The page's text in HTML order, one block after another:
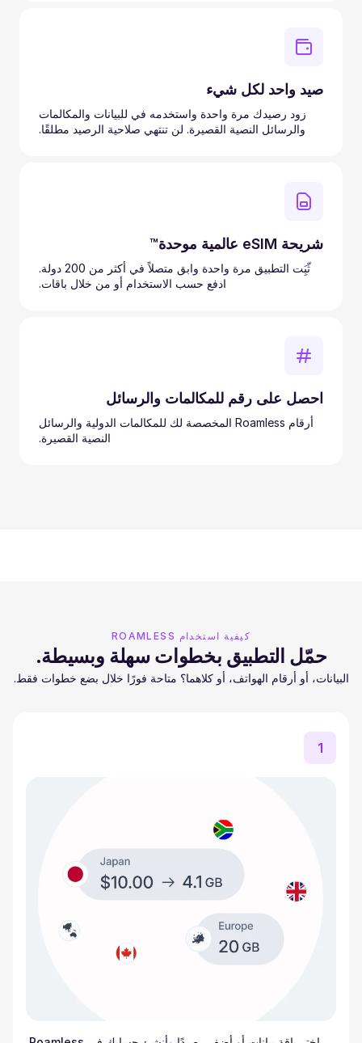
صيد واحد لكل شيء
زود رصيدك مرة واحدة واستخدمه في للبيانات والمكالمات
والرسائل النصية القصيرة. لن تنتهي صلاحية الرصيد مطلقًا.
شريحة eSIM عالمية موحدة™
ثّبَِت التطبيق مرة واحدة وابق متصلاً في أكثر من 200 دولة.
ادفع حسب الاستخدام أو من خلال باقات.
احصل على رقم للمكالمات والرسائل
أرقام Roamless المخصصة لك للمكالمات الدولية والرسائل
النصية القصيرة.
كيفية استخدام ROAMLESS
حمّل التطبيق بخطوات سهلة وبسيطة.
البيانات، أو أرقام الهواتف، أو كلاهما؟ متاحة فورًا خلال بضع خطوات فقط.
1